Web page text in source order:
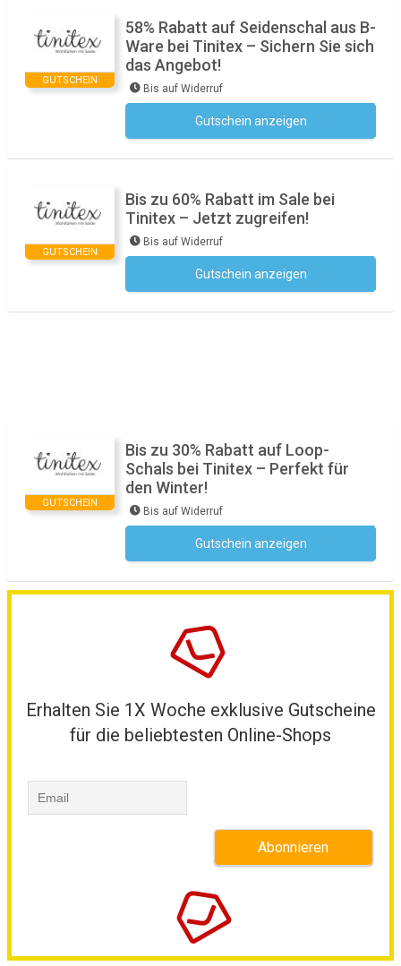
GUTSCHEIN
58% Rabatt auf Seidenschal aus B-
Ware bei Tinitex – Sichern Sie sich
das Angebot!
Bis auf Widerruf
Gutschein anzeigen
GUTSCHEIN
Bis zu 60% Rabatt im Sale bei
Tinitex – Jetzt zugreifen!
Bis auf Widerruf
Gutschein anzeigen
GUTSCHEIN
Bis zu 30% Rabatt auf Loop-
Schals bei Tinitex – Perfekt für
den Winter!
Bis auf Widerruf
Gutschein anzeigen
Erhalten Sie 1X Woche exklusive Gutscheine
für die beliebtesten Online-Shops